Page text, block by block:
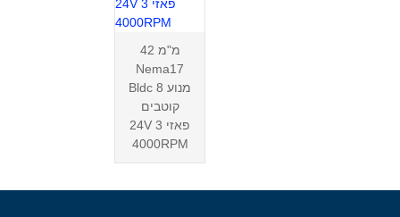
42 מ"מ
Nema17
Bldc מנוע 8
קוטבים
24V 3 פאזי
4000RPM